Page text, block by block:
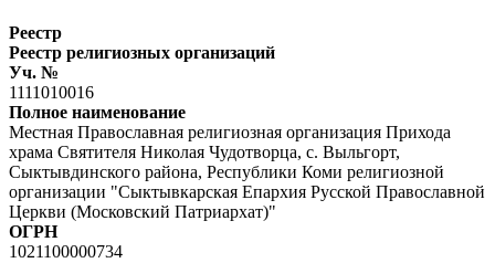
Реестр
Реестр религиозных организаций
Уч. №
1111010016
Полное наименование
Местная Православная религиозная организация Прихода
храма Святителя Николая Чудотворца, с. Выльгорт,
Сыктывдинского района, Республики Коми религиозной
организации "Сыктывкарская Епархия Русской Православной
Церкви (Московский Патриархат)"
ОГРН
1021100000734